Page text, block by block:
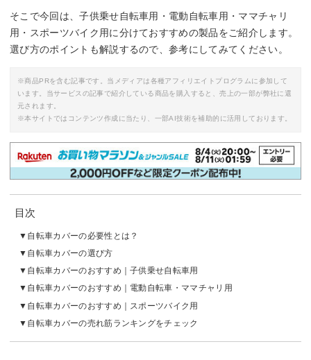
そこで今回は、子供乗せ自転車用・電動自転車用・ママチャリ
用・スポーツバイク用に分けておすすめの製品をご紹介します。
選び方のポイントも解説するので、参考にしてみてください。
※商品PRを含む記事です。当メディアは各種アフィリエイトプログラムに参加して
います。当サービスの記事で紹介している商品を購入すると、売上の一部が弊社に還
元されます。
※本サイトではコンテンツ作成に当たり、一部AI技術を補助的に活用しております。
目次
自転車カバーの必要性とは？
自転車カバーの選び方
自転車カバーのおすすめ｜子供乗せ自転車用
自転車カバーのおすすめ｜電動自転車・ママチャリ用
自転車カバーのおすすめ｜スポーツバイク用
自転車カバーの売れ筋ランキングをチェック